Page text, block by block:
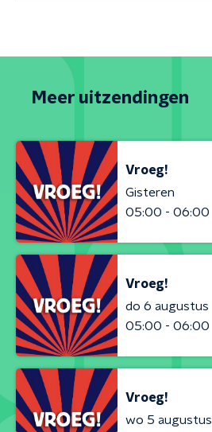
Meer uitzendingen
Vroeg!
Gisteren
05:00 - 06:00
Vroeg!
do 6 augustus
05:00 - 06:00
Vroeg!
wo 5 augustus